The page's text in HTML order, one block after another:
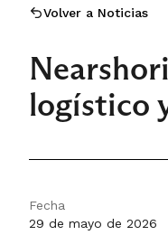
Volver a Noticias
logístico
Fecha
29 de mayo de 2026